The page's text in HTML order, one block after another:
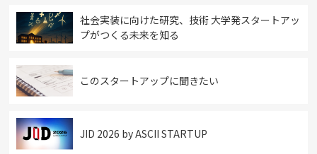
社会実装に向けた研究、技術 大学発スタートアッ
プがつくる未来を知る
このスタートアップに聞きたい
JID 2026 by ASCII STARTUP